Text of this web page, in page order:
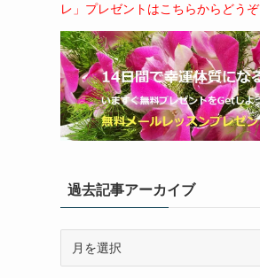
レ」プレゼントはこちらからどうぞ
過去記事アーカイブ